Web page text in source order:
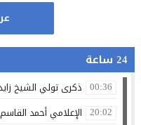
24 ساعة
00:36 ذكرى تولي الشيخ
20:02 الإعلامي أحمد